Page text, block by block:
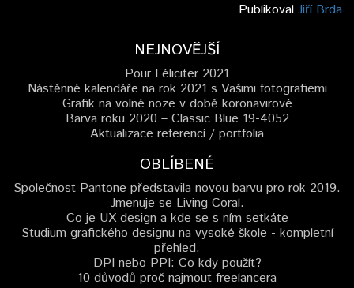
Publikoval Jiří Brda
NEJNOVĚJŠÍ
Pour Féliciter 2021
Nástěnné kalendáře na rok 2021 s Vašimi fotografiemi
Grafik na volné noze v době koronavirové
Barva roku 2020 – Classic Blue 19-4052
Aktualizace referencí / portfolia
OBLÍBENÉ
Společnost Pantone představila novou barvu pro rok 2019.
Jmenuje se Living Coral.
Co je UX design a kde se s ním setkáte
Studium grafického designu na vysoké škole - kompletní
přehled.
DPI nebo PPI: Co kdy použít?
10 důvodů proč najmout freelancera